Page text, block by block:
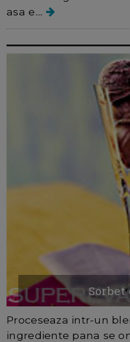
asa e....
Sorbet
Proceseaza intr-un
ingrediente pana se